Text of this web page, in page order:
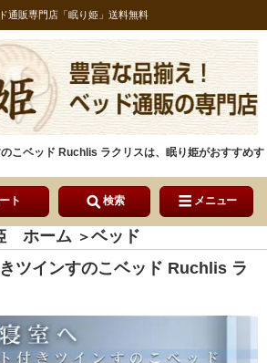
通販専門店「眠り姫」送料無料
こベッド Ruchlis ラクリスは、眠り姫がおすすめす
ト 検索 メニュー
ホーム ＞ベッド
ツインすのこベッド Ruchlis ラ